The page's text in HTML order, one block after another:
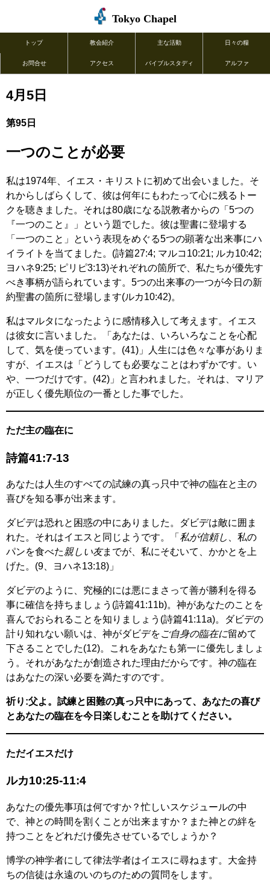
Tokyo Chapel
トップ 教会紹介 主な活動 日々の糧
お問合せ アクセス バイブルスタディ アルファ
4月5日
第95日
一つのことが必要
私は1974年、イエス・キリストに初めて出会いました。そ
れからしばらくして、彼は何年にもわたって心に残るトー
クを聴きました。それは80歳になる説教者からの「5つの
『一つのこと』」という題でした。彼は聖書に登場する
「一つのこと」という表現をめぐる5つの顕著な出来事にハ
イライトを当てました。(詩篇27:4; マルコ10:21; ルカ10:42;
ヨハネ9:25; ピリピ3:13)それぞれの箇所で、私たちが優先す
べき事柄が語られています。5つの出来事の一つが今日の新
約聖書の箇所に登場します(ルカ10:42)。
私はマルタになったように感情移入して考えます。イエス
は彼女に言いました。「あなたは、いろいろなことを心配
して、気を使っています。(41)」人生には色々な事がありま
すが、イエスは「どうしても必要なことはわずかです。い
や、一つだけです。(42)」と言われました。それは、マリア
が正しく優先順位の一番とした事でした。
ただ主の臨在に
詩篇41:7-13
あなたは人生のすべての試練の真っ只中で神の臨在と主の
喜びを知る事が出来ます。
ダビデは恐れと困惑の中にありました。ダビデは敵に囲ま
れた。それはイエスと同じようです。「 私が信頼し
、私の
パンを食べた親しい友までが、私にそむいて、かかとを上
げた。(9、ヨハネ13:18)」
ダビデのように、究極的には悪にまさって善が勝利を得る
事に確信を持ちましょう(詩篇41:11b)。神があなたのことを
喜んでおられることを知りましょう(詩篇41:11a)。ダビデの
計り知れない願いは、神がダビデをご自身の臨在に留めて
下さることでした(12)。これをあなたも第一に優先しましょ
う。それがあなたが創造された理由だからです。神の臨在
はあなたの深い必要を満たすのです。
祈り:父よ。試練と困難の真っ只中にあって、あなたの喜び
とあなたの臨在を今日楽しむことを助けてください。
ただイエスだけ
ルカ10:25-11:4
あなたの優先事項は何ですか？忙しいスケジュールの中
で、神との時間を割くことが出来ますか？また神との絆を
持つことをどれだけ優先させているでしょうか？
博学の神学者にして律法学者はイエスに尋ねます。大金持
ちの信徒は永遠のいのちのための質問をします。